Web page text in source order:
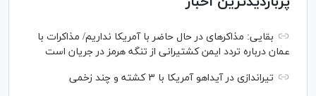
بقایی: مذاکره‎ای در حال حاضر با آمریکا نداریم/ مذاکرات با
عمان درباره تردد ایمن کشتیرانی از تنگه هرمز در جریان است
تیراندازی در آیداهو آمریکا با ۳ کشته و چند زخمی